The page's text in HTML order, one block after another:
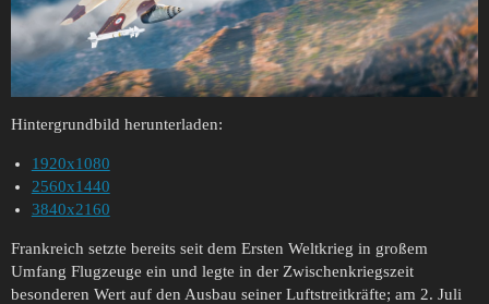
Hintergrundbild herunterladen:
1920x1080
2560x1440
3840x2160
Frankreich setzte bereits seit dem Ersten Weltkrieg in großem
Umfang Flugzeuge ein und legte in der Zwischenkriegszeit
besonderen Wert auf den Ausbau seiner Luftstreitkräfte; am 2. Juli